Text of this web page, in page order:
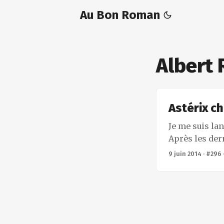
Au Bon Roman
Albert
Astérix
Je me suis
Après les
sang neuf. Il
9 juin 2014 · #296 ·